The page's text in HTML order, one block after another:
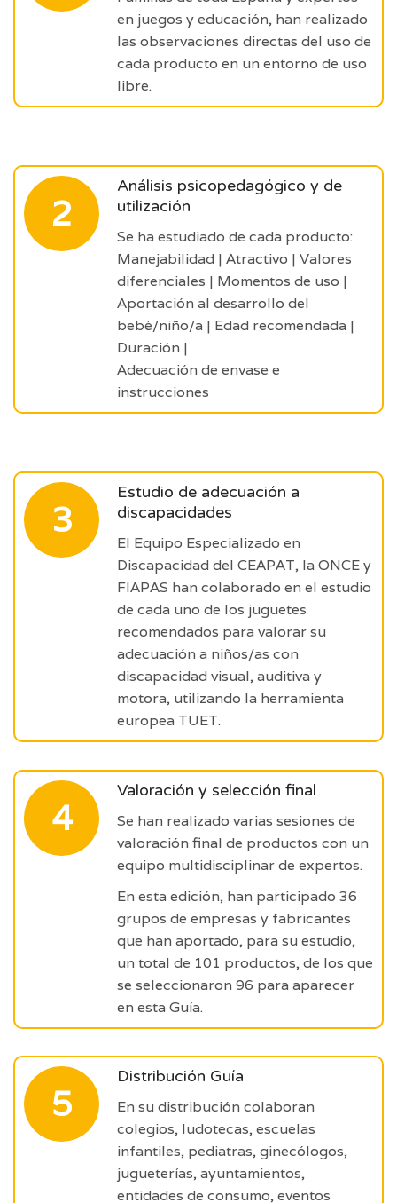
en juegos y educación, han realizado
las observaciones directas del uso de
cada producto en un entorno de uso
libre.
2
Análisis psicopedagógico y de
utilización
Se ha estudiado de cada producto:
Manejabilidad | Atractivo | Valores
diferenciales | Momentos de uso |
Aportación al desarrollo del
bebé/niño/a | Edad recomendada |
Duración |
Adecuación de envase e
instrucciones
3
Estudio de adecuación a
discapacidades
El Equipo Especializado en
Discapacidad del CEAPAT, la ONCE y
FIAPAS han colaborado en el estudio
de cada uno de los juguetes
recomendados para valorar su
adecuación a niños/as con
discapacidad visual, auditiva y
motora, utilizando la herramienta
europea TUET.
4
Valoración y selección final
Se han realizado varias sesiones de
valoración final de productos con un
equipo multidisciplinar de expertos.
En esta edición, han participado 36
grupos de empresas y fabricantes
que han aportado, para su estudio,
un total de 101 productos, de los que
se seleccionaron 96 para aparecer
en esta Guía.
5
Distribución Guía
En su distribución colaboran
colegios, ludotecas, escuelas
infantiles, pediatras, ginecólogos,
jugueterías, ayuntamientos,
entidades de consumo, eventos